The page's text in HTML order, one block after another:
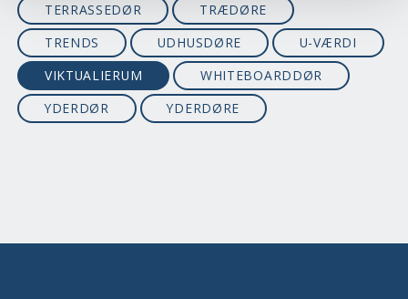
TERRASSEDØR
TRÆDØRE
TRENDS
UDHUSDØRE
U-VÆRDI
VIKTUALIERUM
WHITEBOARDDØR
YDERDØR
YDERDØRE